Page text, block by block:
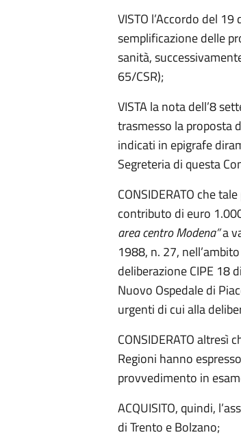
VISTO l’Accordo del
semplificazione delle
sanità,
65/CSR);
VISTA la nota dell’8
trasmesso la proposta
indicati in epigrafe
Segreteria di questa
CONSIDERATO che
contributo di euro
area centro Modena”a
1988, n. 27,
deliberazione CIPE 18
Nuovo Ospedale di
urgenti di cui alla
CONSIDERATO altresì
Regioni hanno
provvedimento in
ACQUISITO, quindi,
di Trento e Bolzano;